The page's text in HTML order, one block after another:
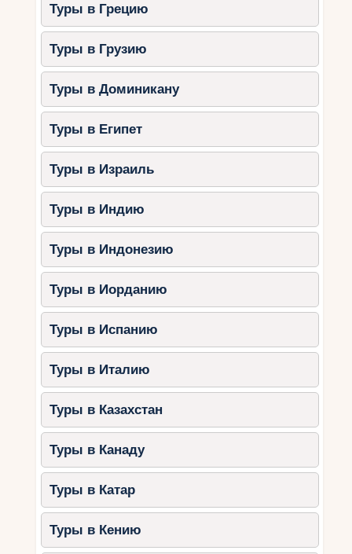
Туры в Грецию
Туры в Грузию
Туры в Доминикану
Туры в Египет
Туры в Израиль
Туры в Индию
Туры в Индонезию
Туры в Иорданию
Туры в Испанию
Туры в Италию
Туры в Казахстан
Туры в Канаду
Туры в Катар
Туры в Кению